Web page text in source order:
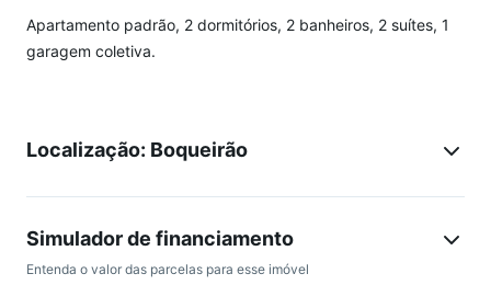
Apartamento padrão, 2 dormitórios, 2 banheiros, 2 suítes, 1
garagem coletiva.
Localização: Boqueirão
Simulador de financiamento
Entenda o valor das parcelas para esse imóvel